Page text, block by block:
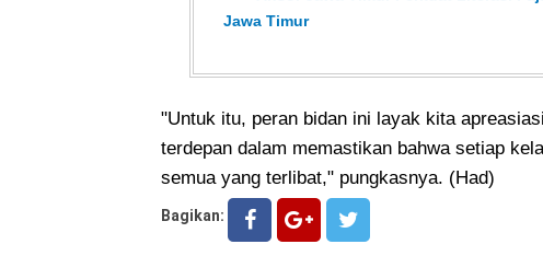
Jawa Timur
"Untuk itu, peran bidan ini layak kita
terdepan dalam memastikan bahwa setiap
semua yang terlibat," pungkasnya. (Had)
Bagikan: